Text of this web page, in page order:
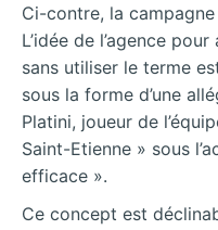
Ci-contre, la
L’idée de l’agence
sans utiliser le terme
sous la forme d’une
Platini, joueur de
Saint-Etienne » sous
efficace ».
Ce concept est